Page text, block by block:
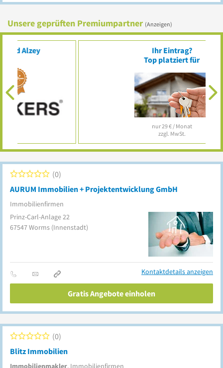
Unsere geprüften Premiumpartner (Anzeigen)
AURUM Immobilien + Projektentwicklung GmbH
Immobilienfirmen
0
Prinz-Carl-Anlage 22
67547Worms (Innenstadt)
Kontaktdetails anzeigen
Gratis Angebote einholen
Blitz Immobilien
Immobilienmakler, Immobilienfirmen
0